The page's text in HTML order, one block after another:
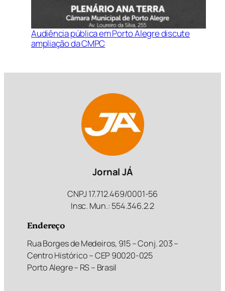
Audiência pública em Porto Alegre discute
ampliação da CMPC
Jornal JÁ
CNPJ 17.712.469/0001-56
Insc. Mun.: 554.346.2.2
Endereço
Rua Borges de Medeiros, 915 – Conj. 203 –
Centro Histórico – CEP 90020-025
Porto Alegre – RS – Brasil